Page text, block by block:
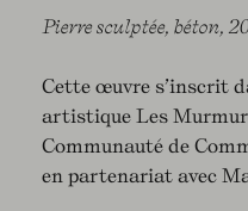
Pierre sculptée, béton,
Cette œuvre s’inscrit
artistique Les
Communauté de
en partenariat avec